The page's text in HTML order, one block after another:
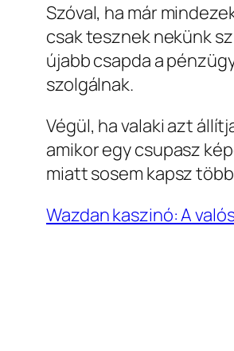
Szóval, ha már
csak tesznek nekünk
újabb csapda a
szolgálnak.
Végül, ha valaki azt
amikor egy csupasz
miatt sosem kapsz
Wazdan kaszinó: A